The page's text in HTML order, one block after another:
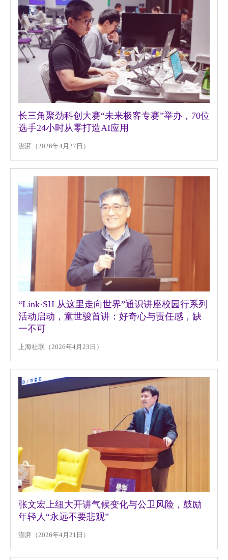
长三角聚劲科创大赛“未来极客专赛”举办，70位
选手24小时从零打造AI应用
澎湃（2026年4月27日）
“Link·SH 从这里走向世界”通识讲座校园行系列
活动启动，童世骏首讲：好奇心与责任感，缺
一不可
上海社联（2026年4月23日）
张文宏上纽大开讲气候变化与公卫风险，鼓励
年轻人“永远不要悲观”
澎湃（2026年4月21日）